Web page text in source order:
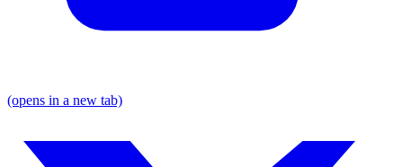
(opens in a new tab)